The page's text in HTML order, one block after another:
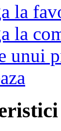
la
la
unui